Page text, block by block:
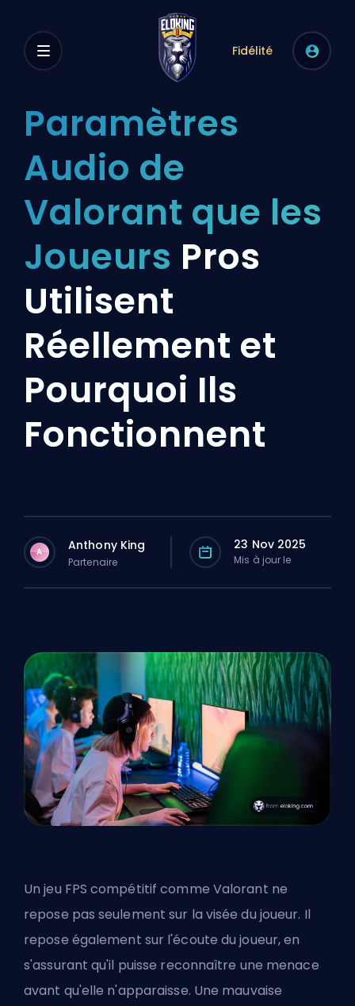
Fidélité
Paramètres
Audio de
Valorant que les
Joueurs Pros
Utilisent
Réellement et
Pourquoi Ils
Fonctionnent
A Anthony King
Partenaire
23 Nov 2025
Mis à jour le
Un jeu FPS compétitif comme Valorant ne
repose pas seulement sur la visée du joueur. Il
repose également sur l'écoute du joueur, en
s'assurant qu'il puisse reconnaître une menace
avant qu'elle n'apparaisse. Une mauvaise